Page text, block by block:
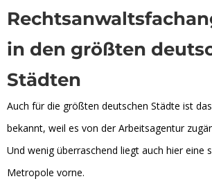
in den größten
Städten
Auch für die größten deutschen Städte ist
bekannt, weil es von der Arbeitsagentur
Und wenig überraschend liegt auch hier eine
Metropole vorne.